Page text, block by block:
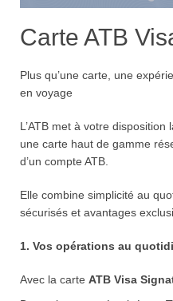
Carte ATB
Plus qu’une carte, une
en voyage
L’ATB met à votre disposition
une carte haut de gamme
d’un compte ATB.
Elle combine simplicité au
sécurisés et avantages
1. Vos opérations au
Avec la carte ATB Visa